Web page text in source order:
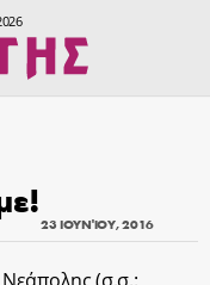
23 ΙΟΥΝΊΟΥ, 2016